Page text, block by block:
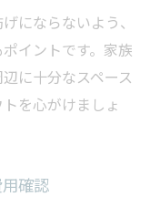
にならないよう、
イントです。家族
に十分なスペース
を心がけましょ
確認